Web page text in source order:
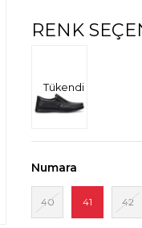
RENK
Tükendi
Numara
40 41 42